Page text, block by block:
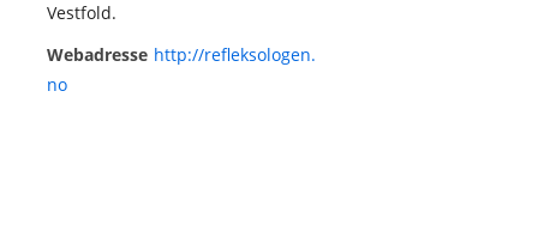
Vestfold.
Webadresse http://refleksologen.
no